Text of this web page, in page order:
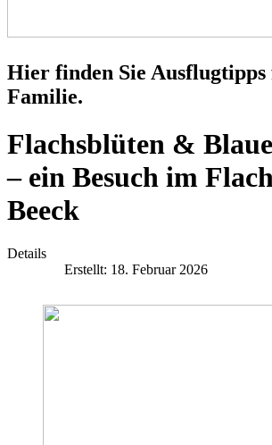
Hier finden Sie Ausflugtipps
Familie.
Flachsblüten &
– ein Besuch im
Beeck
Details
Erstellt: 18. Februar 2026